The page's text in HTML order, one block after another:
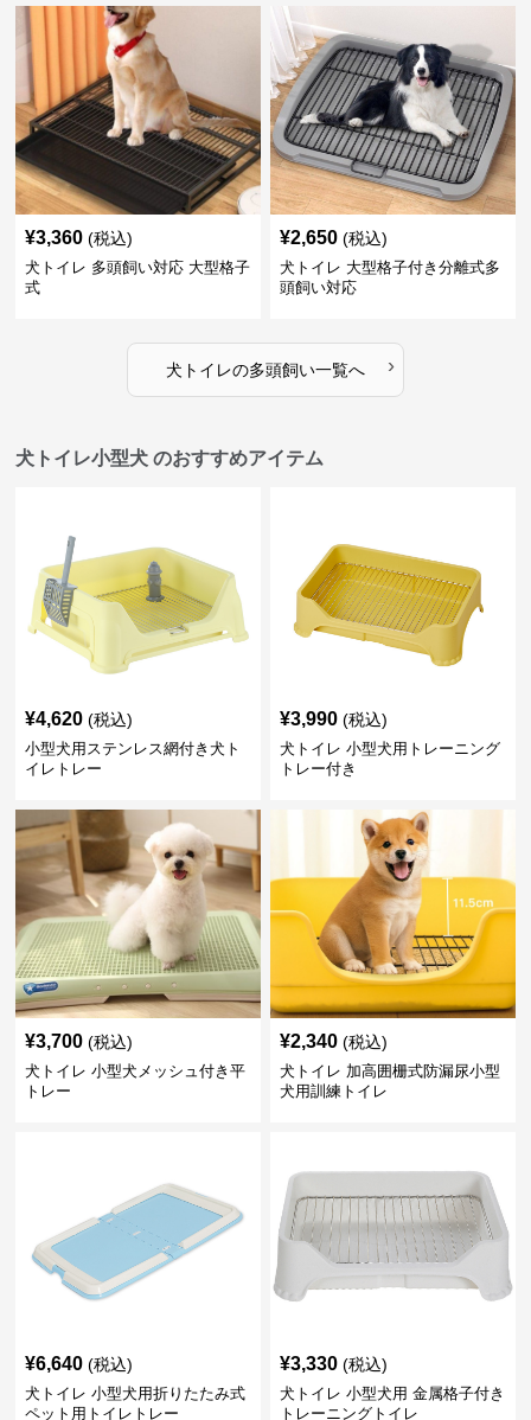
¥3,360 (税込)
犬トイレ 多頭飼い対応 大型格子
式
¥2,650 (税込)
犬トイレ 大型格子付き分離式多
頭飼い対応
犬トイレの多頭飼い一覧へ ›
犬トイレ小型犬 のおすすめアイテム
¥4,620 (税込)
小型犬用ステンレス網付き犬ト
イレトレー
¥3,990 (税込)
犬トイレ 小型犬用トレーニング
トレー付き
¥3,700 (税込)
犬トイレ 小型犬メッシュ付き平
トレー
¥2,340 (税込)
犬トイレ 加高囲栅式防漏尿小型
犬用訓練トイレ
¥6,640 (税込)
犬トイレ 小型犬用折りたたみ式
ペット用トイレトレー
¥3,330 (税込)
犬トイレ 小型犬用 金属格子付き
トレーニングトイレ